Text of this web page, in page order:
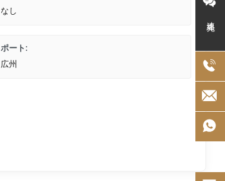
なし
ポート:
広州